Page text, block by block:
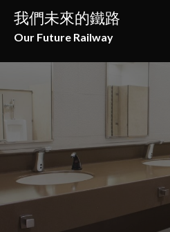
Skip
content
我們未來的鐵路
Our Future Railway